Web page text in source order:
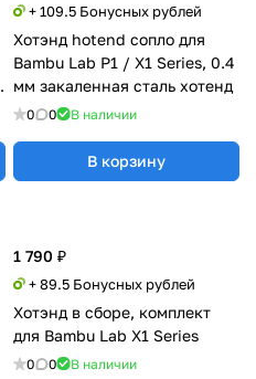
+ 109.5 Бонусных рублей
Хотэнд hotend сопло для
Bambu Lab P1 / X1 Series, 0.4
мм закаленная сталь хотенд
0 0 В наличии
В корзину
1 790 ₽
+ 89.5 Бонусных рублей
Хотэнд в сборе, комплект
для Bambu Lab X1 Series
0 0 В наличии